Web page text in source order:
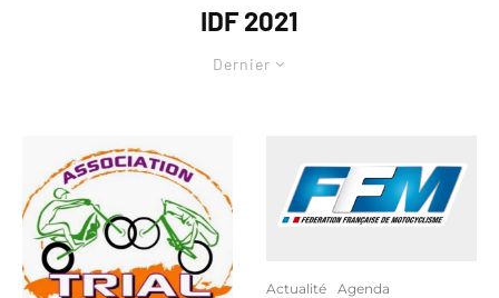
IDF 2021
Dernier
Actualité
Agenda